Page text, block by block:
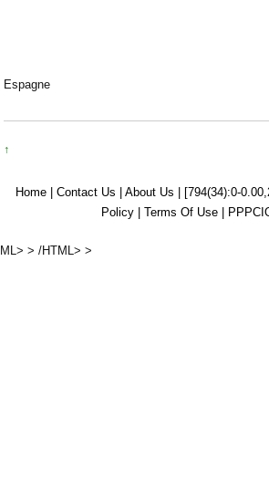
Espagne
↑
Home | Contact Us | About Us | [794(34):0-
Policy | Terms Of Use |
ML> > /HTML> >